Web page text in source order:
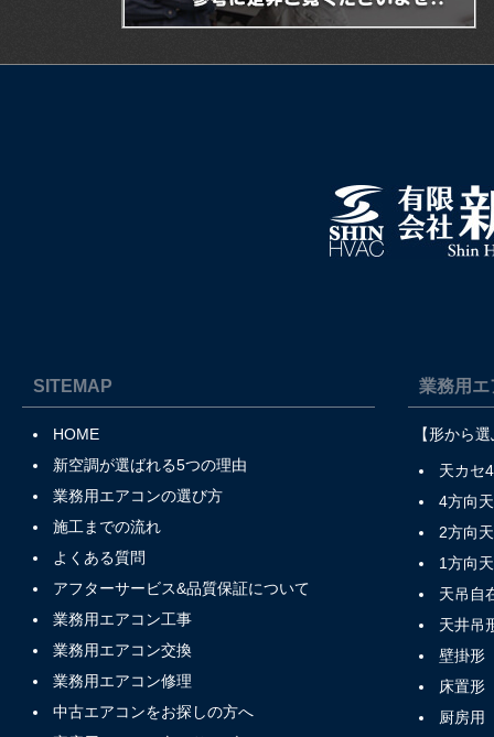
SITEMAP
HOME
新空調が選ばれる5つの理由
業務用エアコンの選び方
施工までの流れ
よくある質問
アフターサービス&品質保証について
業務用エアコン工事
業務用エアコン交換
業務用エアコン修理
中古エアコンをお探しの方へ
業務用エ
【形から
天カセ
4方向
2方向
1方向
天吊自
天井吊
壁掛形
床置形
厨房用